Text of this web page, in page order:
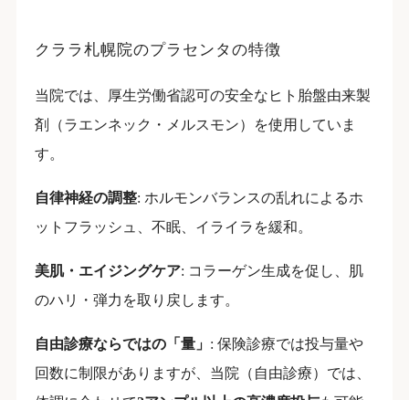
クララ札幌院のプラセンタの特徴
当院では、厚生労働省認可の安全なヒト胎盤由来製
剤（ラエンネック・メルスモン）を使用していま
す。
自律神経の調整: ホルモンバランスの乱れによるホ
ットフラッシュ、不眠、イライラを緩和。
美肌・エイジングケア: コラーゲン生成を促し、肌
のハリ・弾力を取り戻します。
自由診療ならではの「量」 : 保険診療では投与量や
回数に制限がありますが、当院（自由診療）では、